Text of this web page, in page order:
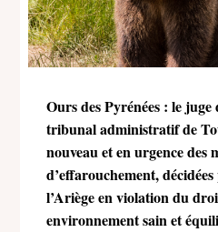
Ours des Pyrénées : le
tribunal administratif de
nouveau et en urgence des
d’effarouchement,
l’Ariège en violation du
environnement sain et